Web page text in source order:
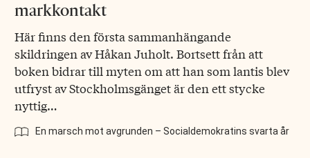
markkontakt
Här finns den första sammanhängande
skildringen av Håkan Juholt. Bortsett från att
boken bidrar till myten om att han som lantis blev
utfryst av Stockholmsgänget är den ett stycke
nyttig…
En marsch mot avgrunden – Socialdemokratins svarta år